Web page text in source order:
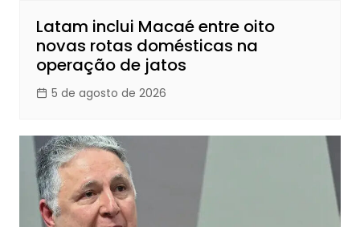
Latam inclui Macaé entre oito
novas rotas domésticas na
operação de jatos
5 de agosto de 2026